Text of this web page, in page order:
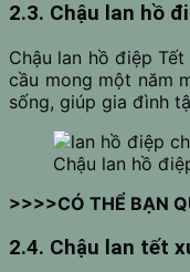
2.3. Chậu lan hồ
Chậu lan hồ điệp
cầu mong một năm
sống, giúp gia đình
Chậu lan hồ
>>>>CÓ THỂ BẠN
2.4. Chậu lan tết